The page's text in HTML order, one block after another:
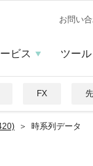
お問い
ビス ツール
FX
時系列データ